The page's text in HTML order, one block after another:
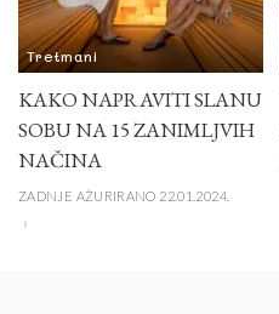
Tretmani
KAKO NAPRAVITI SLANU
SOBU NA 15 ZANIMLJVIH
NAČINA
ZADNJE AŽURIRANO 22.01.2024.